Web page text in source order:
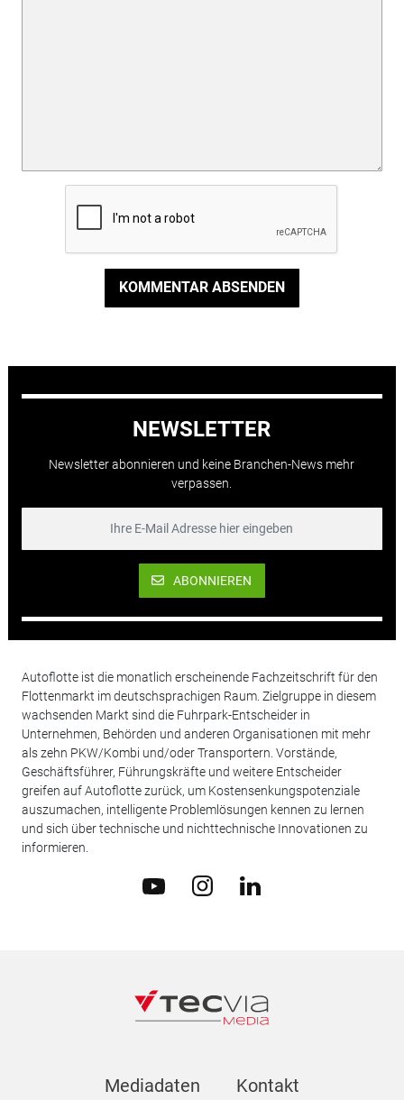
KOMMENTAR ABSENDEN
NEWSLETTER
Newsletter abonnieren und keine Branchen-News mehr
verpassen.
ABONNIEREN
Autoflotte ist die monatlich erscheinende Fachzeitschrift für den
Flottenmarkt im deutschsprachigen Raum. Zielgruppe in diesem
wachsenden Markt sind die Fuhrpark-Entscheider in
Unternehmen, Behörden und anderen Organisationen mit mehr
als zehn PKW/Kombi und/oder Transportern. Vorstände,
Geschäftsführer, Führungskräfte und weitere Entscheider
greifen auf Autoflotte zurück, um Kostensenkungspotenziale
auszumachen, intelligente Problemlösungen kennen zu lernen
und sich über technische und nichttechnische Innovationen zu
informieren.
Mediadaten Kontakt